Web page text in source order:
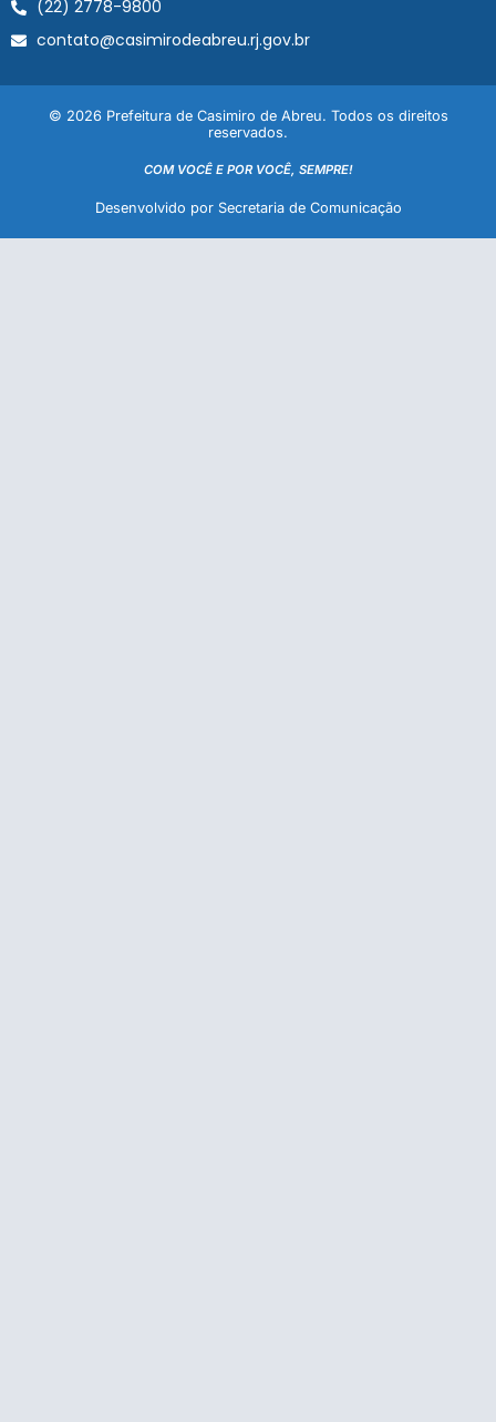
(22) 2778-9800
contato@casimirodeabreu.rj.gov.br
© 2026 Prefeitura de Casimiro de Abreu. Todos os direitos
reservados.
COM VOCÊ E POR VOCÊ, SEMPRE!
Desenvolvido por Secretaria de Comunicação